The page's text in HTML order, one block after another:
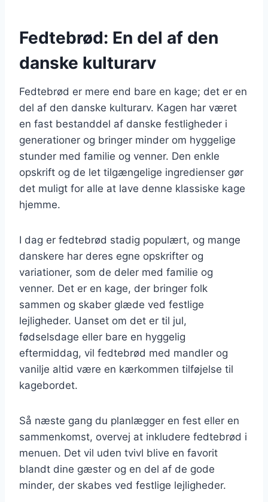
Fedtebrød: En del af den
danske kulturarv
Fedtebrød er mere end bare en kage; det er en
del af den danske kulturarv. Kagen har været
en fast bestanddel af danske festligheder i
generationer og bringer minder om hyggelige
stunder med familie og venner. Den enkle
opskrift og de let tilgængelige ingredienser gør
det muligt for alle at lave denne klassiske kage
hjemme.
I dag er fedtebrød stadig populært, og mange
danskere har deres egne opskrifter og
variationer, som de deler med familie og
venner. Det er en kage, der bringer folk
sammen og skaber glæde ved festlige
lejligheder. Uanset om det er til jul,
fødselsdage eller bare en hyggelig
eftermiddag, vil fedtebrød med mandler og
vanilje altid være en kærkommen tilføjelse til
kagebordet.
Så næste gang du planlægger en fest eller en
sammenkomst, overvej at inkludere fedtebrød i
menuen. Det vil uden tvivl blive en favorit
blandt dine gæster og en del af de gode
minder, der skabes ved festlige lejligheder.